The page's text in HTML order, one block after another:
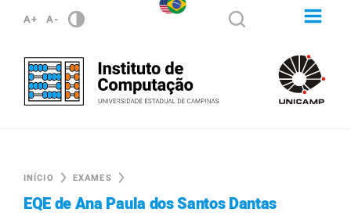
A+ A-
INÍCIO EXAMES
EQE de Ana Paula dos Santos Dantas